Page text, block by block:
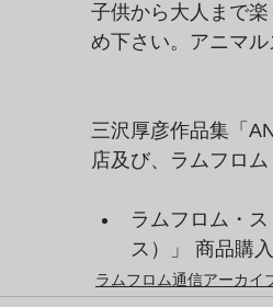
子供から大人まで
め下さい。アニマ
三沢厚彦作品集「
店及び、ラムフロ
ラムフロム・
ス）」 商品購
ラムフロム通信アーカイ